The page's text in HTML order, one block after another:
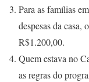
Para as famílias
despesas da casa,
R$1.200,00.
Quem estava no
as regras do